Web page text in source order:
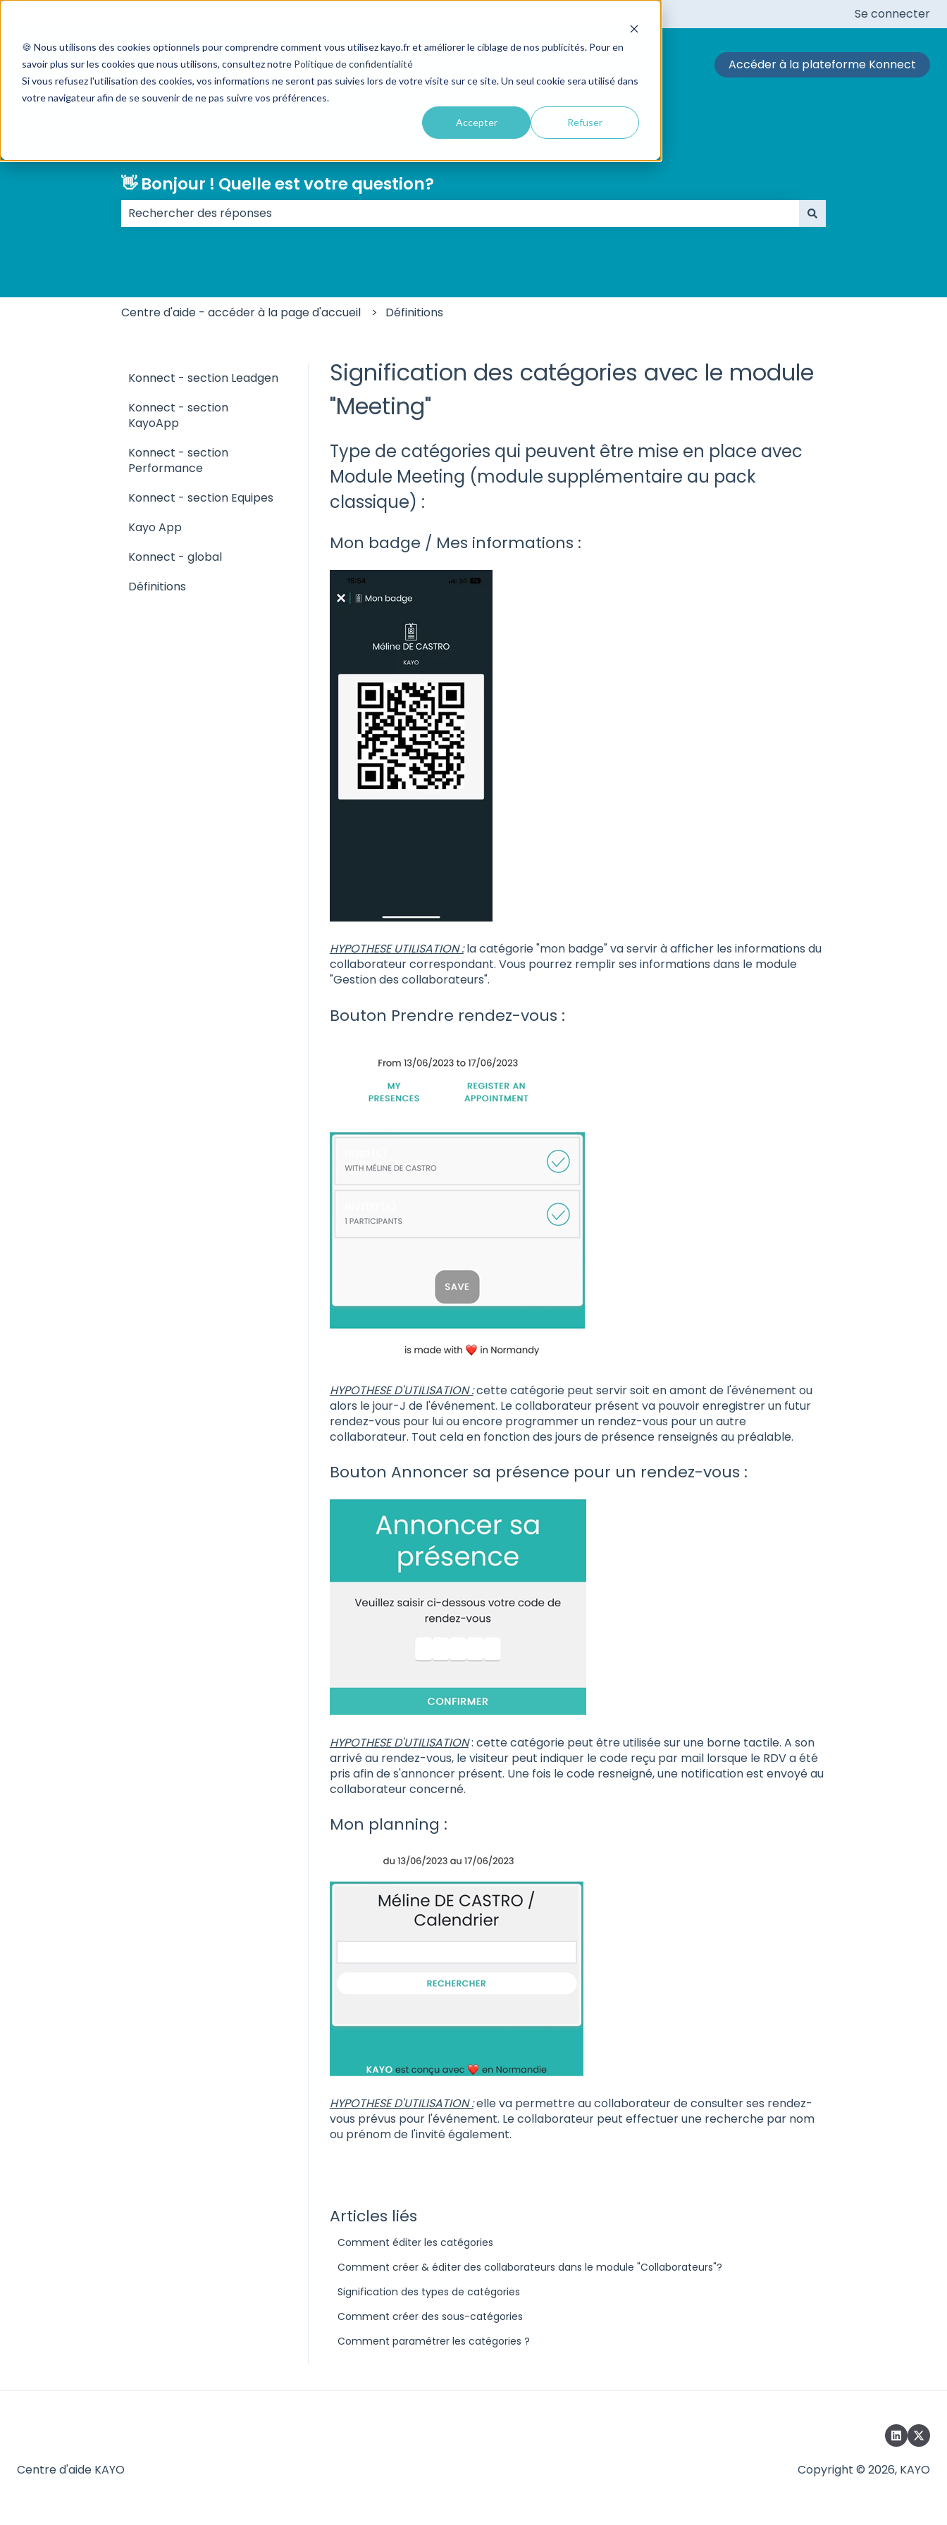
🍪 Nous utilisons des cookies optionnels pour comprendre comment vous utilisez kayo.fr et améliorer le ciblage de nos publicités. Pour en
savoir plus sur les cookies que nous utilisons, consultez notre Politique de confidentialité
Si vous refusez l'utilisation des cookies, vos informations ne seront pas suivies lors de votre visite sur ce site. Un seul cookie sera utilisé dans
votre navigateur afin de se souvenir de ne pas suivre vos préférences.
Accepter Refuser
Se connecter
Accéder à la plateforme Konnect
👋 Bonjour ! Quelle est votre question?
Centre d'aide - accéder à la page d'accueil Définitions
Signification des catégories avec le module
"Meeting"
Type de catégories qui peuvent être mise en place avec
Module Meeting (module supplémentaire au pack
classique) :
Mon badge / Mes informations :
HYPOTHESE UTILISATION :la catégorie "mon badge" va servir à afficher les informations du
collaborateur correspondant. Vous pourrez remplir ses informations dans le module
"Gestion des collaborateurs".
Bouton Prendre rendez-vous :
HYPOTHESE D'UTILISATION :cette catégorie peut servir soit en amont de l'événement ou
alors le jour-J de l'événement. Le collaborateur présent va pouvoir enregistrer un futur
rendez-vous pour lui ou encore programmer un rendez-vous pour un autre
collaborateur. Tout cela en fonction des jours de présence renseignés au préalable.
Bouton Annoncer sa présence pour un rendez-vous :
HYPOTHESE D'UTILISATION: cette catégorie peut être utilisée sur une borne tactile. A son
arrivé au rendez-vous, le visiteur peut indiquer le code reçu par mail lorsque le RDV a été
pris afin de s'annoncer présent. Une fois le code resneigné, une notification est envoyé au
collaborateur concerné.
Mon planning :
HYPOTHESE D'UTILISATION :elle va permettre au collaborateur de consulter ses rendez-
vous prévus pour l'événement. Le collaborateur peut effectuer une recherche par nom
ou prénom de l'invité également.
Articles liés
Comment éditer les catégories
Comment créer & éditer des collaborateurs dans le module "Collaborateurs"?
Signification des types de catégories
Comment créer des sous-catégories
Comment paramétrer les catégories ?
Konnect - section Leadgen
Konnect - section
KayoApp
Konnect - section
Performance
Konnect - section Equipes
Kayo App
Konnect - global
Définitions
Centre d'aide KAYO Copyright © 2026, KAYO